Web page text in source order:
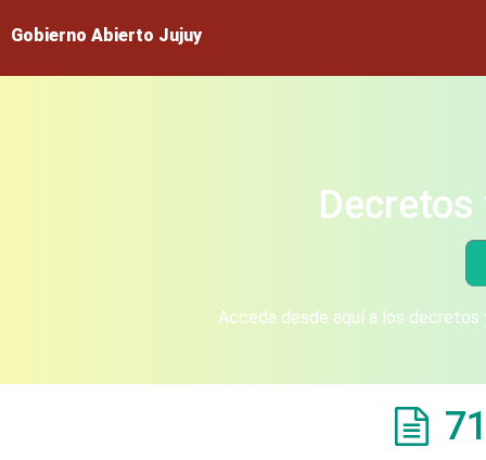
Gobierno Abierto Jujuy
Acceda desde aquí a los